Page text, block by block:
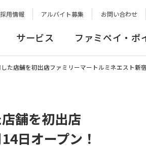
採用情報 アルバイト募集 お問い合わせ
サービス ファミペイ・ポ
た店舗を初出店ファミリーマートルミネエスト新
舗を初出店
日オープン！